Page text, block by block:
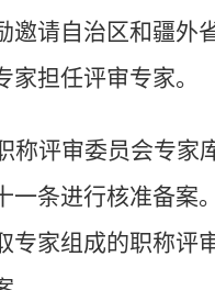
邀请自治区和疆外
家担任评审专家。
称评审委员会专家
一条进行核准备案
专家组成的职称评